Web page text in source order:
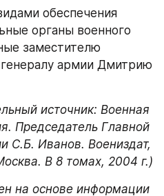
обеспечения
органы военного
заместителю
армии Дмитрию
источник: Военная
Председатель Главной
С.Б. Иванов. Воениздат,
В 8 томах, 2004 г.)
на основе информации